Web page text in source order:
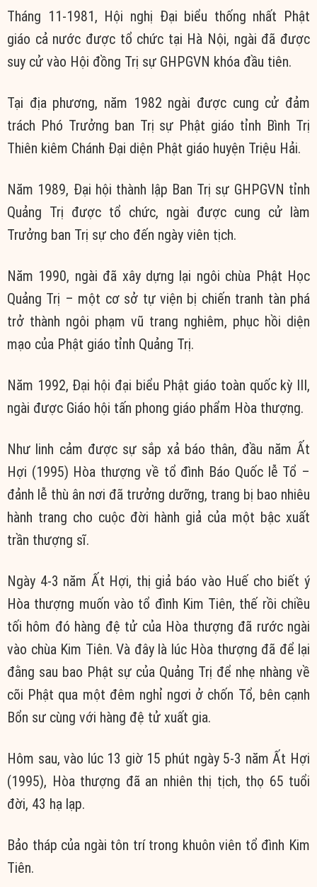
Tháng 11-1981, Hội nghị Đại biểu thống nhất Phật
giáo cả nước được tổ chức tại Hà Nội, ngài đã được
suy cử vào Hội đồng Trị sự GHPGVN khóa đầu tiên.
Tại địa phương, năm 1982 ngài được cung cử đảm
trách Phó Trưởng ban Trị sự Phật giáo tỉnh Bình Trị
Thiên kiêm Chánh Đại diện Phật giáo huyện Triệu Hải.
Năm 1989, Đại hội thành lập Ban Trị sự GHPGVN tỉnh
Quảng Trị được tổ chức, ngài được cung cử làm
Trưởng ban Trị sự cho đến ngày viên tịch.
Năm 1990, ngài đã xây dựng lại ngôi chùa Phật Học
Quảng Trị – một cơ sở tự viện bị chiến tranh tàn phá
trở thành ngôi phạm vũ trang nghiêm, phục hồi diện
mạo của Phật giáo tỉnh Quảng Trị.
Năm 1992, Đại hội đại biểu Phật giáo toàn quốc kỳ III,
ngài được Giáo hội tấn phong giáo phẩm Hòa thượng.
Như linh cảm được sự sắp xả báo thân, đầu năm Ất
Hợi (1995) Hòa thượng về tổ đình Báo Quốc lễ Tổ –
đảnh lễ thù ân nơi đã trưởng dưỡng, trang bị bao nhiêu
hành trang cho cuộc đời hành giả của một bậc xuất
trần thượng sĩ.
Ngày 4-3 năm Ất Hợi, thị giả báo vào Huế cho biết ý
Hòa thượng muốn vào tổ đình Kim Tiên, thế rồi chiều
tối hôm đó hàng đệ tử của Hòa thượng đã rước ngài
vào chùa Kim Tiên. Và đây là lúc Hòa thượng đã để lại
đằng sau bao Phật sự của Quảng Trị để nhẹ nhàng về
cõi Phật qua một đêm nghỉ ngơi ở chốn Tổ, bên cạnh
Bổn sư cùng với hàng đệ tử xuất gia.
Hôm sau, vào lúc 13 giờ 15 phút ngày 5-3 năm Ất Hợi
(1995), Hòa thượng đã an nhiên thị tịch, thọ 65 tuổi
đời, 43 hạ lạp.
Bảo tháp của ngài tôn trí trong khuôn viên tổ đình Kim
Tiên.